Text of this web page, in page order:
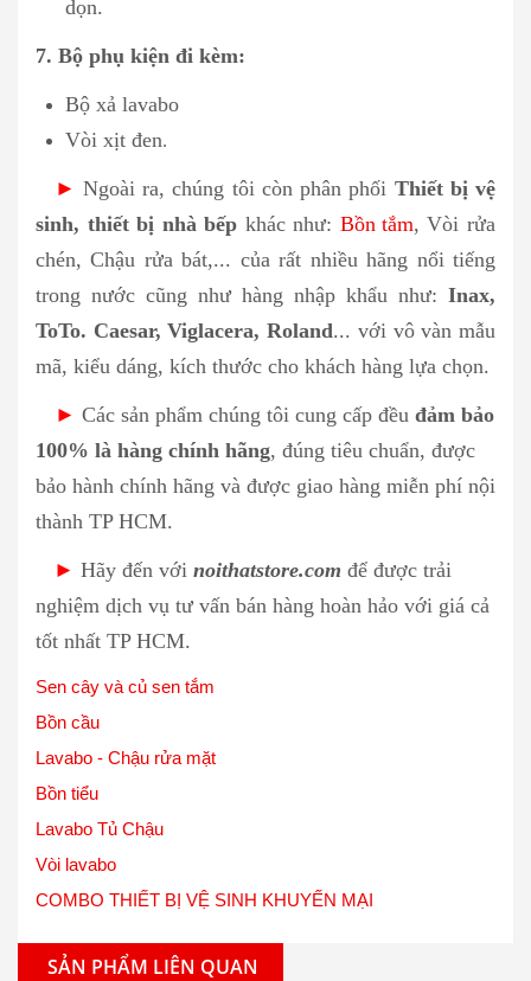
dọn.
7. Bộ phụ kiện đi kèm:
Bộ xả lavabo
Vòi xịt đen.
► Ngoài ra, chúng tôi còn phân phối Thiết bị vệ
sinh, thiết bị nhà bếp khác như: Bồn tắm, Vòi rửa
chén, Chậu rửa bát,... của rất nhiều hãng nổi tiếng
trong nước cũng như hàng nhập khẩu như: Inax,
ToTo. Caesar, Viglacera, Roland... với vô vàn mẫu
mã, kiểu dáng, kích thước cho khách hàng lựa chọn.
► Các sản phẩm chúng tôi cung cấp đều đảm bảo
100% là hàng chính hãng, đúng tiêu chuẩn, được
bảo hành chính hãng và được giao hàng miễn phí nội
thành TP HCM.
► Hãy đến với noithatstore.com để được trải
nghiệm dịch vụ tư vấn bán hàng hoàn hảo với giá cả
tốt nhất TP HCM.
Sen cây và củ sen tắm
Bồn cầu
Lavabo - Chậu rửa mặt
Bồn tiểu
Lavabo Tủ Chậu
Vòi lavabo
COMBO THIẾT BỊ VỆ SINH KHUYẾN MẠI
SẢN PHẨM LIÊN QUAN